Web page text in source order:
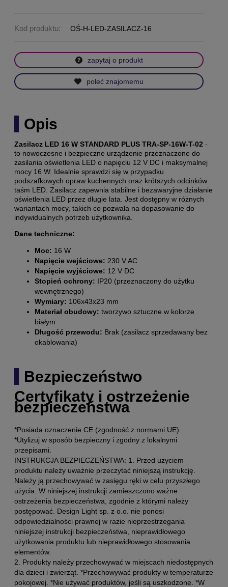
Kod produktu: OŚ-H-LED-ZASILACZ-16
zapytaj o produkt
poleć znajomemu
Opis
Zasilacz LED 16 W STANDARD PLUS TRA-SP-16W-T-02 -
to nowoczesne i bezpieczne urządzenie przeznaczone do
zasilania oświetlenia LED o napięciu 12 V DC i maksymalnej
mocy 16 W. Idealnie sprawdzi się w przypadku
podszafkowych opraw kuchennych oraz krótszych odcinków
taśm LED. Zasilacz zapewnia stabilne i bezawaryjne działanie
oświetlenia LED przez długie lata. Jest dostępny w różnych
wariantach mocy, takich co pozwala na dopasowanie do
indywidualnych potrzeb użytkownika.
Dane techniczne:
Moc: 16 W
Napięcie wejściowe: 230 V AC
Napięcie wyjściowe: 12 V DC
Stopień ochrony: IP20 (przeznaczony do użytku
wewnętrznego)
Wymiary: 106x43x23 mm
Materiał obudowy: tworzywo sztuczne w kolorze
białym
Długość przewodu: Brak (zasilacz sprzedawany bez
okablowania)
Bezpieczeństwo
Certyfikaty i ostrzeżenie
bezpieczeństwa
*Posiada oznaczenie CE (zgodność z normami UE).
*Utylizuj w sposób bezpieczny i zgodny z lokalnymi
przepisami.
INSTRUKCJA BEZPIECZEŃSTWA: 1. Przed użyciem
produktu należy uważnie przeczytać niniejszą instrukcję.
Należy ją przechowywać w zasięgu ręki w celu przyszłego
użycia. W niniejszej instrukcji zamieszczono ważne
ostrzeżenia bezpieczeństwa, zgodnie z którymi należy
postępować. Design Light sp. z o.o. nie ponosi
odpowiedzialności prawnej w razie nieprzestrzegania
niniejszej instrukcji bezpieczeństwa, nieprawidłowego
użytkowania produktu lub nieprawidłowego stosowania
elementów.
2. Produkty należy przechowywać w miejscach niedostępnych
dla dzieci i zwierząt. *Przechowywać produkty w temperaturze
pokojowej. *Nie używać produktów, jeśli są uszkodzone. *W